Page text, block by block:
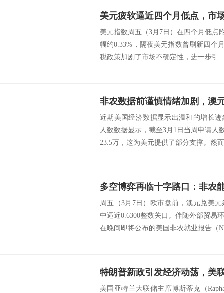
美元指数周五（3月7日）在四个月低点
幅约0.33%，隔夜美元指数曾刷新四个
税政策加剧了市场不确定性，进一步引
非农数据前谨慎情绪加剧，澳
近期美国经济数据显示出温和的增长
人数数据显示，截至3月1日当周申请人
23.5万，这为美元提供了部分支撑。然
周五（3月7日）欧市盘前，澳元兑美
中逼近0.6300整数关口。伴随外部贸易
在晚间即将公布的美国非农就业报告（
特朗普新政引发经济动荡，美
美国亚特兰大联储主席博斯蒂克（